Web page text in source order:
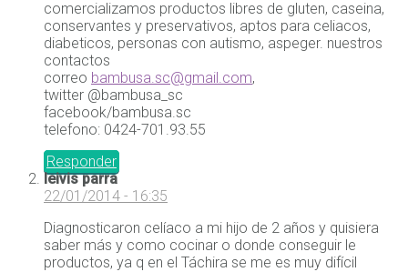
comercializamos productos libres de gluten, caseina,
conservantes y preservativos, aptos para celiacos,
diabeticos, personas con autismo, aspeger. nuestros
contactos
correo bambusa.sc@gmail.com,
twitter @bambusa_sc
facebook/bambusa.sc
telefono: 0424-701.93.55
Responder
leivis parra
22/01/2014 - 16:35
Diagnosticaron celíaco a mi hijo de 2 años y quisiera
saber más y como cocinar o donde conseguir le
productos, ya q en el Táchira se me es muy difícil